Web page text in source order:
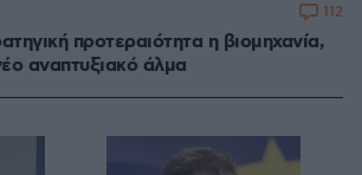
προτεραιότητα η βιομηχανία,
αναπτυξιακό άλμα
112